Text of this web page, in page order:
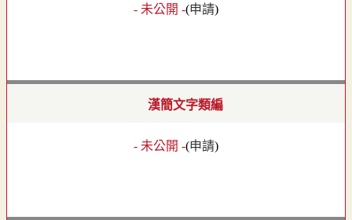
- 未公開 -(申請)
漢簡文字類編
- 未公開 -(申請)